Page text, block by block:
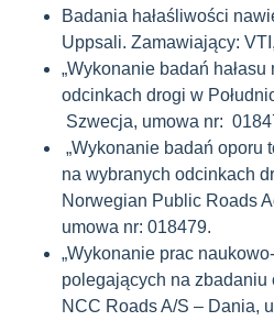
Badania hałaśliwości
Uppsali. Zamawiający:
„Wykonanie badań
odcinkach drogi w
Szwecja, umowa nr:
„Wykonanie badań oporu
na wybranych odcinkach
Norwegian Public Roads
umowa nr: 018479.
„Wykonanie prac
polegających na zbadaniu
NCC Roads A/S – Dania,